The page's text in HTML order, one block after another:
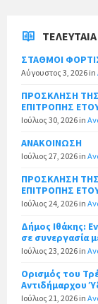
ΣΤΑΘΜΟΙ
Αύγουστος 3, 2026 in
ΠΡΟΣΚΛΗΣΗ
ΕΠΙΤΡΟΠΗΣ
Ιούλιος 30, 2026 in
ΑΝΑΚΟΙΝΩΣΗ
Ιούλιος 27, 2026 in
ΠΡΟΣΚΛΗΣΗ
ΕΠΙΤΡΟΠΗΣ
Ιούλιος 24, 2026 in
Δήμος Ιθάκης:
σε συνεργασία
Ιούλιος 23, 2026 in
Ορισμός του
Αντιδήμαρχου
Ιούλιος 21, 2026 in